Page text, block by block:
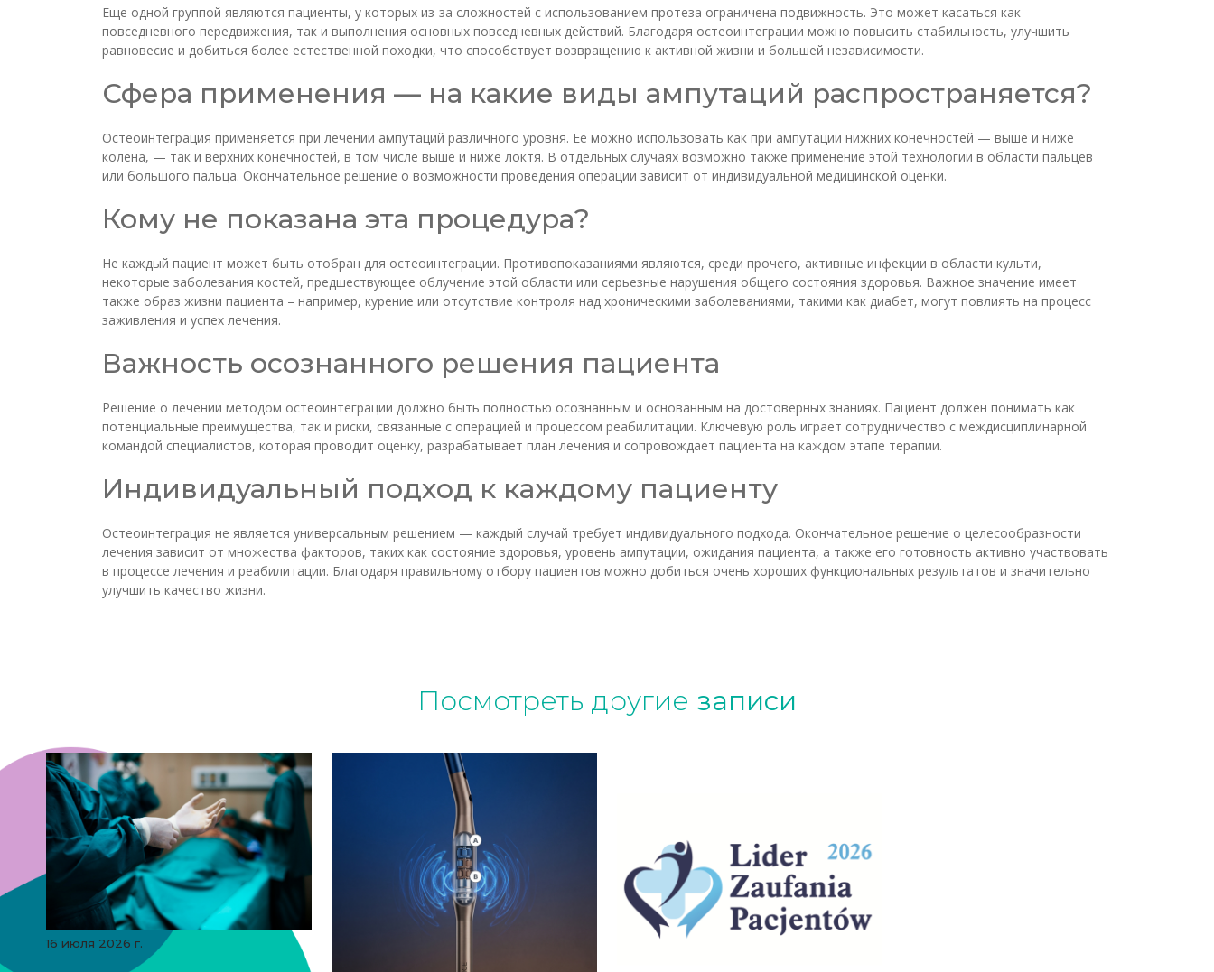
Еще одной группой являются пациенты, у которых из-за сложностей с использованием протеза ограничена подвижность. Это может касаться как
повседневного передвижения, так и выполнения основных повседневных действий. Благодаря остеоинтеграции можно повысить стабильность, улучшить
равновесие и добиться более естественной походки, что способствует возвращению к активной жизни и большей независимости.
Сфера применения — на какие виды ампутаций распространяется?
Остеоинтеграция применяется при лечении ампутаций различного уровня. Её можно использовать как при ампутации нижних конечностей — выше и ниже
колена, — так и верхних конечностей, в том числе выше и ниже локтя. В отдельных случаях возможно также применение этой технологии в области пальцев
или большого пальца. Окончательное решение о возможности проведения операции зависит от индивидуальной медицинской оценки.
Кому не показана эта процедура?
Не каждый пациент может быть отобран для остеоинтеграции. Противопоказаниями являются, среди прочего, активные инфекции в области культи,
некоторые заболевания костей, предшествующее облучение этой области или серьезные нарушения общего состояния здоровья. Важное значение имеет
также образ жизни пациента – например, курение или отсутствие контроля над хроническими заболеваниями, такими как диабет, могут повлиять на процесс
заживления и успех лечения.
Важность осознанного решения пациента
Решение о лечении методом остеоинтеграции должно быть полностью осознанным и основанным на достоверных знаниях. Пациент должен понимать как
потенциальные преимущества, так и риски, связанные с операцией и процессом реабилитации. Ключевую роль играет сотрудничество с междисциплинарной
командой специалистов, которая проводит оценку, разрабатывает план лечения и сопровождает пациента на каждом этапе терапии.
Индивидуальный подход к каждому пациенту
Остеоинтеграция не является универсальным решением — каждый случай требует индивидуального подхода. Окончательное решение о целесообразности
лечения зависит от множества факторов, таких как состояние здоровья, уровень ампутации, ожидания пациента, а также его готовность активно участвовать
в процессе лечения и реабилитации. Благодаря правильному отбору пациентов можно добиться очень хороших функциональных результатов и значительно
улучшить качество жизни.
Посмотреть другие записи
16 июля 2026 г.